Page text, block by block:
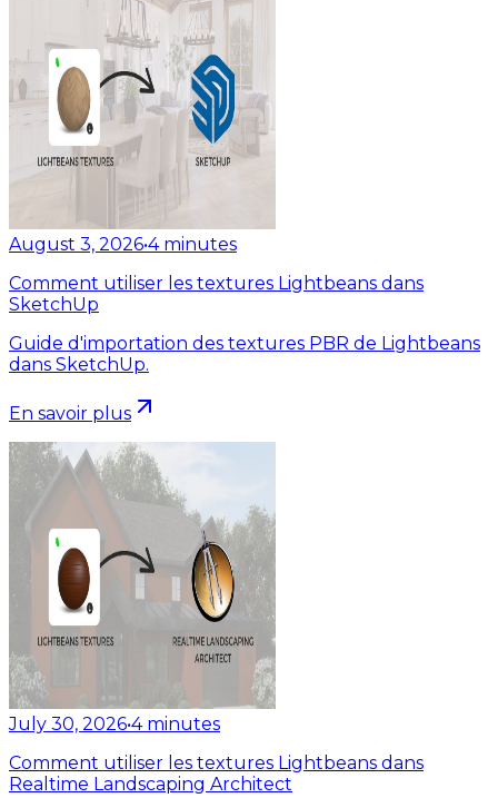
August 3, 2026•4 minutes
Comment utiliser les textures Lightbeans dans
SketchUp
Guide d'importation des textures PBR de Lightbeans
dans SketchUp.
En savoir plus
July 30, 2026•4 minutes
Comment utiliser les textures Lightbeans dans
Realtime Landscaping Architect